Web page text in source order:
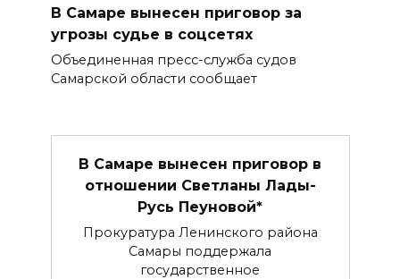
В Самаре вынесен приговор за
угрозы судье в соцсетях
Объединенная пресс-служба судов
Самарской области сообщает
В Самаре вынесен приговор в
отношении Светланы Лады-
Русь Пеуновой*
Прокуратура Ленинского района
Самары поддержала
государственное